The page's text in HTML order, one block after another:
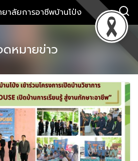
ยาลัยการอาชีพบ้านโป่ง
หมายข่าว